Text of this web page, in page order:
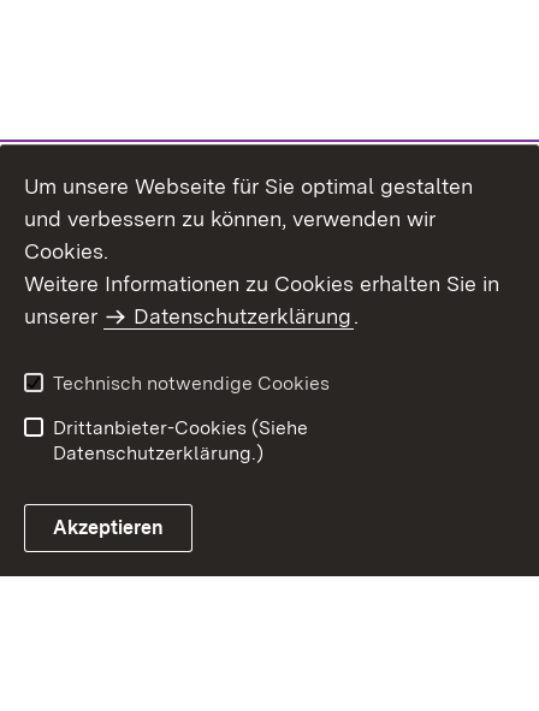
Um unsere Webseite für Sie optimal gestalten
und verbessern zu können, verwenden wir
Cookies.
Weitere Informationen zu Cookies erhalten Sie in
unserer
Datenschutzerklärung.
Technisch notwendige Cookies
Drittanbieter-Cookies (Siehe
Datenschutzerklärung.)
Akzeptieren